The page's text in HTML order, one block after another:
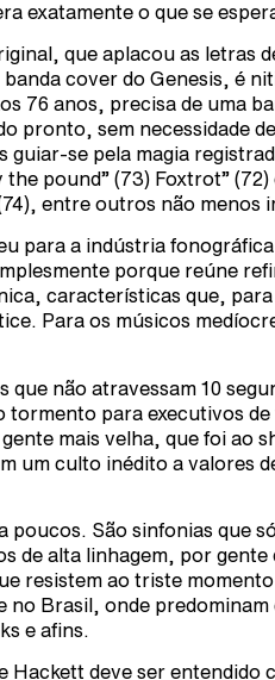
exatamente o que se
que aplacou as letras
cover do Genesis, é
76 anos, precisa de uma
pronto, sem necessidade
guiar-se pela magia
pound” (73) Foxtrot” (72)
entre outros não menos
para a indústria
porque reúne
características que, para
Para os músicos
que não atravessam 10
tormento para executivos de
mais velha, que foi ao
um culto inédito a valores
poucos. São sinfonias que
de alta linhagem, por gente
resistem ao triste
no Brasil, onde predominam
e afins.
Hackett deve ser entendido